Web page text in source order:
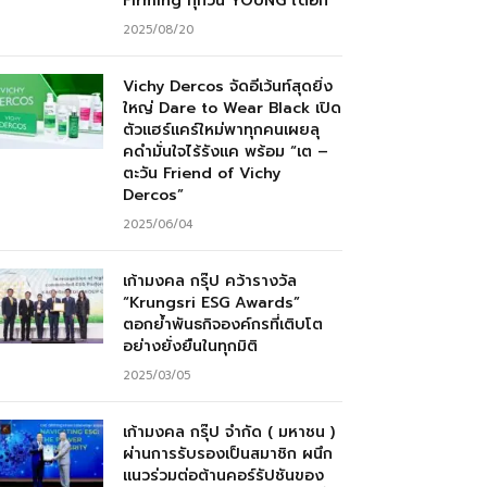
2025/08/20
Vichy Dercos จัดอีเว้นท์สุดยิ่ง
ใหญ่ Dare to Wear Black เปิด
ตัวแฮร์แคร์ใหม่พาทุกคนเผยลุ
คดำมั่นใจไร้รังแค พร้อม “เต –
ตะวัน Friend of Vichy
Dercos”
2025/06/04
เก้ามงคล กรุ๊ป คว้ารางวัล
“Krungsri ESG Awards”
ตอกย้ำพันธกิจองค์กรที่เติบโต
อย่างยั่งยืนในทุกมิติ
2025/03/05
เก้ามงคล กรุ๊ป จำกัด ( มหาชน )
ผ่านการรับรองเป็นสมาชิก ผนึก
แนวร่วมต่อต้านคอร์รัปชันของ